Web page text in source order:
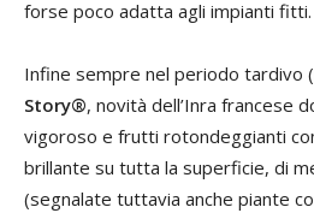
forse poco adatta agli impianti fitti.
Infine sempre nel periodo
Story®, novità dell’Inra francese
vigoroso e frutti rotondeggianti
brillante su tutta la superficie, di
(segnalate tuttavia anche piante